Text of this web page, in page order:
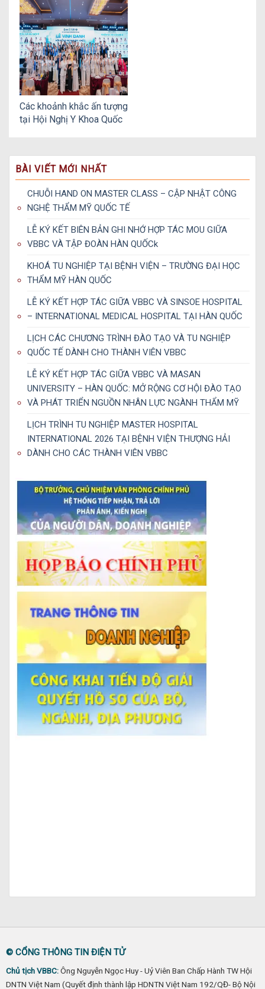
ĐẸP MỚI NHẤT CHO
CỘNG ĐỒNG VBBC
Các khoảnh khắc ấn tượng
tại Hội Nghị Y Khoa Quốc
BÀI VIẾT MỚI NHẤT
CHUỖI HAND ON MASTER CLASS – CẬP NHẬT CÔNG
NGHỆ THẨM MỸ QUỐC TẾ
LỄ KÝ KẾT BIÊN BẢN GHI NHỚ HỢP TÁC MOU GIỮA
VBBC VÀ TẬP ĐOÀN HÀN QUỐCk
KHOÁ TU NGHIỆP TẠI BỆNH VIỆN – TRƯỜNG ĐẠI HỌC
THẨM MỸ HÀN QUỐC
LỄ KÝ KẾT HỢP TÁC GIỮA VBBC VÀ SINSOE HOSPITAL
– INTERNATIONAL MEDICAL HOSPITAL TẠI HÀN QUỐC
LỊCH CÁC CHƯƠNG TRÌNH ĐÀO TẠO VÀ TU NGHIỆP
QUỐC TẾ DÀNH CHO THÀNH VIÊN VBBC
LỄ KÝ KẾT HỢP TÁC GIỮA VBBC VÀ MASAN
UNIVERSITY – HÀN QUỐC: MỞ RỘNG CƠ HỘI ĐÀO TẠO
VÀ PHÁT TRIỂN NGUỒN NHÂN LỰC NGÀNH THẨM MỸ
LỊCH TRÌNH TU NGHIỆP MASTER HOSPITAL
INTERNATIONAL 2026 TẠI BỆNH VIỆN THƯỢNG HẢI
DÀNH CHO CÁC THÀNH VIÊN VBBC
© CỔNG THÔNG TIN ĐIỆN TỬ
Chủ tịch VBBC:Ông Nguyễn Ngọc Huy - Uỷ Viên Ban Chấp Hành TW Hội
DNTN Việt Nam (Quyết định thành lập HDNTN Việt Nam 192/QĐ- Bộ Nội